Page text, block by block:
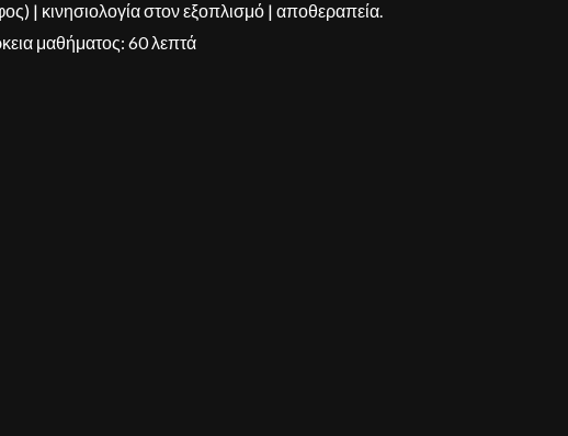
| κινησιολογία στον εξοπλισμό | αποθεραπεία.
μαθήματος: 60 λεπτά